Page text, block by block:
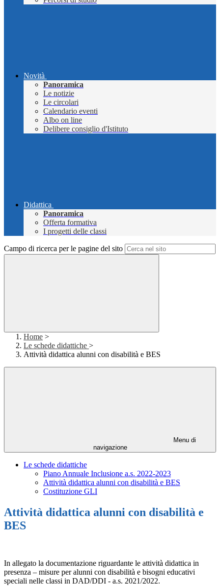
Novità
Panoramica
Le notizie
Le circolari
Calendario eventi
Albo on line
Delibere consiglio d'Istituto
Didattica
Panoramica
Offerta formativa
I progetti delle classi
Campo di ricerca per le pagine del sito
Home >
Le schede didattiche >
Attività didattica alunni con disabilità e BES
Menu di
navigazione
Le schede didattiche
Piano Annuale Inclusione a.s. 2022-2023
Attività didattica alunni con disabilità e BES
Costituzione GLI
Attività didattica alunni con disabilità e
BES
In allegato la documentazione riguardante le attività didattica in
presenza – misure per alunni con disabilità e bisogni educativi
speciali nelle classi in DAD/DDI - a.s. 2021/2022.